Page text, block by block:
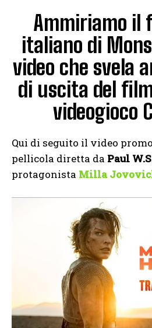
Ammiriamo il
italiano di
video che svela
di uscita del
videogioco
Qui di seguito il video
pellicola diretta da Paul
protagonista Milla